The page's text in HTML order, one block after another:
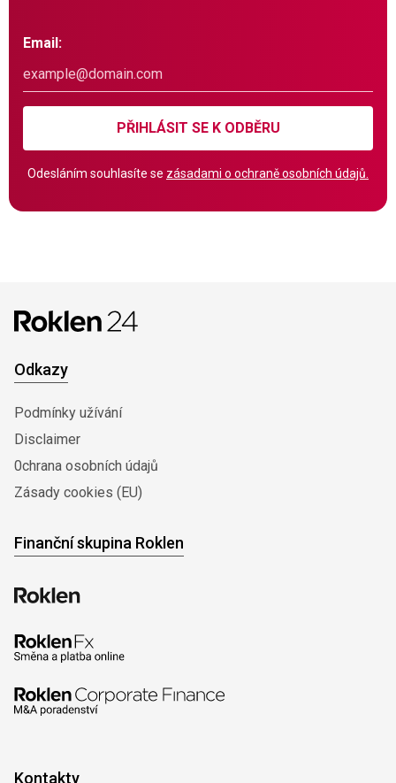
Email:
PŘIHLÁSIT SE K ODBĚRU
Odesláním souhlasíte se zásadami o ochraně osobních údajů.
Odkazy
Podmínky užívání
Disclaimer
0chrana osobních údajů
Zásady cookies (EU)
Finanční skupina Roklen
Kontakty